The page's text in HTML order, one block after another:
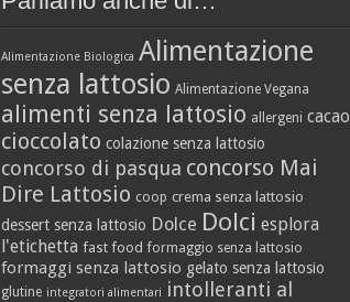
Alimentazione Biologica Alimentazione
senza lattosio Alimentazione Vegana
alimenti senza lattosio allergeni cacao
cioccolato colazione senza lattosio
concorso di pasqua concorso Mai
Dire Lattosio coop crema senza lattosio
dessert senza lattosio Dolce Dolci esplora
l'etichetta fast food formaggio senza lattosio
formaggi senza lattosio gelato senza lattosio
glutine integratori alimentari intolleranti al